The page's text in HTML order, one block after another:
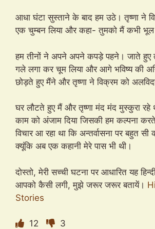
आधा घंटा सुस्ताने के बाद हम उठे। तृष्णा ने
एक चुम्बन लिया और कहा- तुमको मैं कभी भूल
हम तीनों ने अपने अपने कपड़े पहने। जाते हुए
गले लगा कर चूम लिया और आगे भविष्य की
छोड़ते हुए मैंने और तृष्णा ने विक्रम को
घर लौटते हुए मैं और तृष्णा मंद मंद मुस्कुरा
काम को अंजाम दिया जिसकी हम कल्पना
विचार आ रहा था कि अन्तर्वासना पर बहुत सी
क्यूंकि अब एक कहानी मेरे पास भी थी।
दोस्तो, मेरी सच्ची घटना पर आधारित यह
आपको कैसी लगी, मुझे जरूर जरूर बतायें।
Stories
12 3